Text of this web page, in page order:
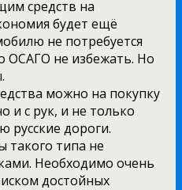
средств на
будет ещё
не потребуется
ОСАГО не избежать. Но
можно на покупку
и с рук, и не только
дороги.
такого типа не
Необходимо очень
достойных